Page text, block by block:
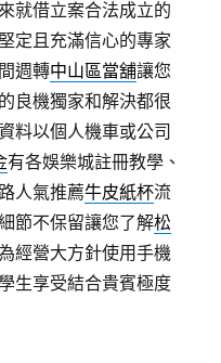
就借立案合法成立的
定且充滿信心的專家
週轉中山區當舖讓您
良機獨家和解決都很
料以個人機車或公司
有各娛樂城註冊教學、
人氣推薦牛皮紙杯流
節不保留讓您了解松
經營大方針使用手機
生享受結合貴賓極度